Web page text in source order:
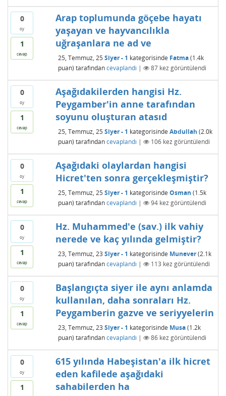
0
oy
1
cevap
Arap toplumunda göçebe hayatı
yaşayan ve hayvancılıkla
uğraşanlara ne ad ve
25, Temmuz, 25 Siyer - 1 kategorisinde Fatma (1.4k
puan) tarafından cevaplandı | 87kez görüntülendi
0
oy
1
cevap
Aşağıdakilerden hangisi Hz.
Peygamber'in anne tarafından
soyunu oluşturan atasıd
25, Temmuz, 25 Siyer - 1 kategorisinde Abdullah (2.0k
puan) tarafından cevaplandı | 106kez görüntülendi
0
oy
1
cevap
Aşağıdaki olaylardan hangisi
Hicret'ten sonra gerçekleşmiştir?
25, Temmuz, 25 Siyer - 1 kategorisinde Osman (1.5k
puan) tarafından cevaplandı | 94kez görüntülendi
0
oy
1
cevap
Hz. Muhammed'e (sav.) ilk vahiy
nerede ve kaç yılında gelmiştir?
23, Temmuz, 23 Siyer - 1 kategorisinde Munever (2.1k
puan) tarafından cevaplandı | 113 kez görüntülendi
0
oy
1
cevap
Başlangıçta siyer ile aynı anlamda
kullanılan, daha sonraları Hz.
Peygamberin gazve ve seriyyelerin
23, Temmuz, 23 Siyer - 1 kategorisinde Musa (1.2k
puan) tarafından cevaplandı | 86kez görüntülendi
0
oy
1
615 yılında Habeşistan'a ilk hicret
eden kafilede aşağıdaki
sahabilerden ha